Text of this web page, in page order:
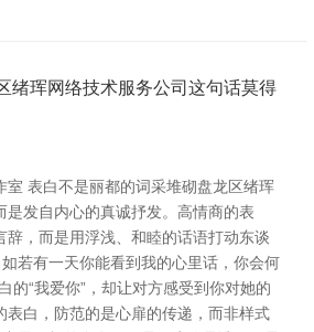
绪珲网络技术服务公司这句话莫得
室 表白不是丽都的词采堆砌盘龙区绪珲
是发自内心的真诚抒发。高情商的表
辞，而是用浮浅、和睦的话语打动东谈
若有一天你能看到我的心里话，你会何
的“我爱你”，却让对方感受到你对她的
表白，防范的是心扉的传递，而非样式